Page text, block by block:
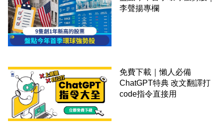
李聲揚專欄
免費下載｜懶人必備
ChatGPT特典 改文翻譯打
code指令直接用